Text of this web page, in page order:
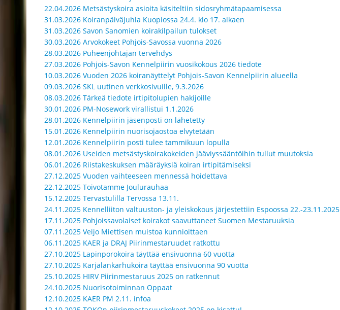
22.04.2026 Metsästyskoira asioita käsiteltiin sidosryhmätapaamisessa
31.03.2026 Koiranpäiväjuhla Kuopiossa 24.4. klo 17. alkaen
31.03.2026 Savon Sanomien koirakilpailun tulokset
30.03.2026 Arvokokeet Pohjois-Savossa vuonna 2026
28.03.2026 Puheenjohtajan tervehdys
27.03.2026 Pohjois-Savon Kennelpiirin vuosikokous 2026 tiedote
10.03.2026 Vuoden 2026 koiranäyttelyt Pohjois-Savon Kennelpiirin alueella
09.03.2026 SKL uutinen verkkosivuille, 9.3.2026
08.03.2026 Tärkeä tiedote irtipitolupien hakijoille
30.01.2026 PM-Nosework virallistui 1.1.2026
28.01.2026 Kennelpiirin jäsenposti on lähetetty
15.01.2026 Kennelpiirin nuorisojaostoa elvytetään
12.01.2026 Kennelpiirin posti tulee tammikuun lopulla
08.01.2026 Useiden metsästyskoirakokeiden jääviyssääntöihin tullut muutoksia
06.01.2026 Riistakeskuksen määräyksiä koiran irtipitämiseksi
27.12.2025 Vuoden vaihteeseen mennessä hoidettava
22.12.2025 Toivotamme Joulurauhaa
15.12.2025 Tervastulilla Tervossa 13.11.
24.11.2025 Kennelliiton valtuuston- ja yleiskokous järjestettiin Espoossa 22.-23.11.2025
17.11.2025 Pohjoissavolaiset koirakot saavuttaneet Suomen Mestaruuksia
07.11.2025 Veijo Miettisen muistoa kunnioittaen
06.11.2025 KAER ja DRAJ Piirinmestaruudet ratkottu
27.10.2025 Lapinporokoira täyttää ensivuonna 60 vuotta
27.10.2025 Karjalankarhukoira täyttää ensivuonna 90 vuotta
25.10.2025 HIRV Piirinmestaruus 2025 on ratkennut
24.10.2025 Nuorisotoiminnan Oppaat
12.10.2025 KAER PM 2.11. infoa